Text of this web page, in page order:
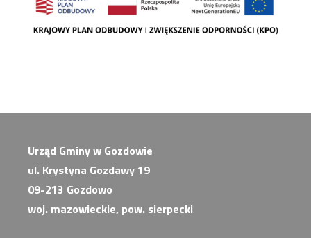
Urząd Gminy w Gozdowie
ul. Krystyna Gozdawy 19
09-213 Gozdowo
woj. mazowieckie, pow. sierpecki